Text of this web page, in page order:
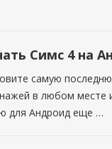
Симс 4 на
самую
в любом месте
для Андроид еще …